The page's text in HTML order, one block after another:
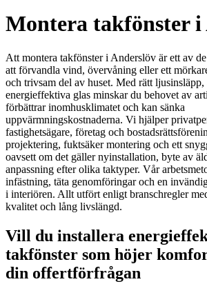
Montera takfönster i
Att montera takfönster i Anderslöv är ett av
att förvandla vind, övervåning eller ett
och trivsam del av huset. Med rätt
energieffektiva glas minskar du behovet av
förbättrar inomhusklimatet och kan sänka
uppvärmningskostnaderna. Vi hjälper
fastighetsägare, företag och
projektering, fuktsäker montering och ett
oavsett om det gäller nyinstallation, byte av
anpassning efter olika taktyper. Vår
infästning, täta genomföringar och en
i interiören. Allt utfört enligt branschregler
kvalitet och lång livslängd.
Vill du installera
takfönster som höjer
din offertförfrågan